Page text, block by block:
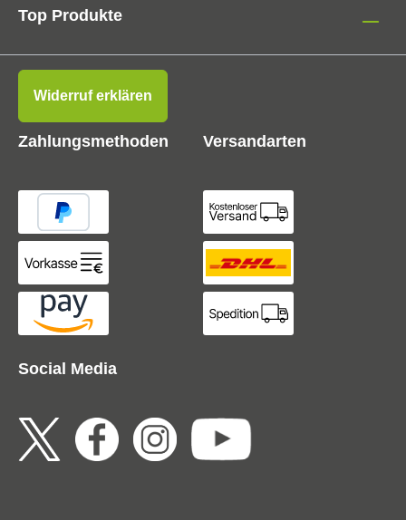
Top Produkte
Social Media
Widerruf erklären
Zahlungsmethoden Versandarten